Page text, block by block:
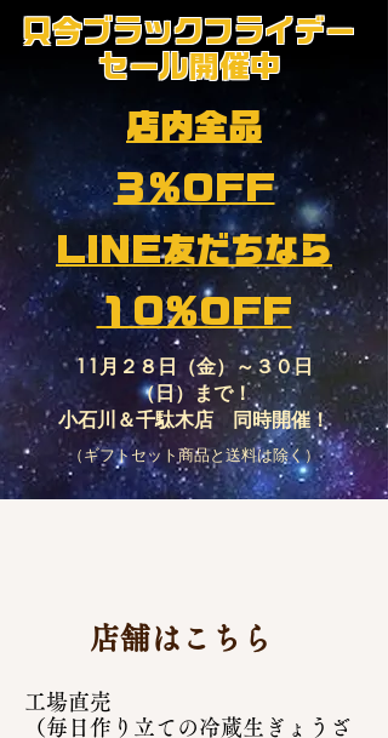
​只今ブラックフライデー
セール開催中
店内全品
３％OFF
LINE友だちなら
１０％OFF​
11月２８日（金）～３０日
（日）まで！
​小石川＆千駄木店 同時開催！
（ギフトセット商品と送料は除く）
店舗はこちら
​工場直売
​（毎日作り立ての冷蔵生ぎょうざ